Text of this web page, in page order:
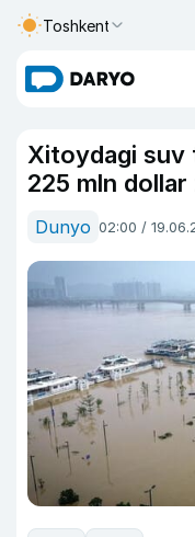
Toshkent
Xitoydagi suv
225 mln
Dunyo 02:00 /